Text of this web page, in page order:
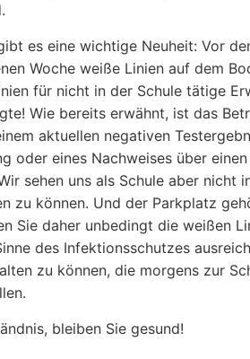
es eine wichtige Neuheit: Vor
Woche weiße Linien auf dem
für nicht in der Schule tätige
Wie bereits erwähnt, ist das
aktuellen negativen
oder eines Nachweises über
sehen uns als Schule aber nicht
zu können. Und der Parkplatz
Sie daher unbedingt die weißen
des Infektionsschutzes
zu können, die morgens zur
bleiben Sie gesund!